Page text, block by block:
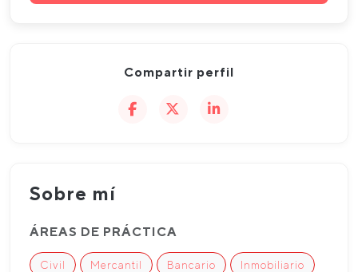
Compartir perfil
Sobre mí
ÁREAS DE PRÁCTICA
Civil Mercantil Bancario Inmobiliario